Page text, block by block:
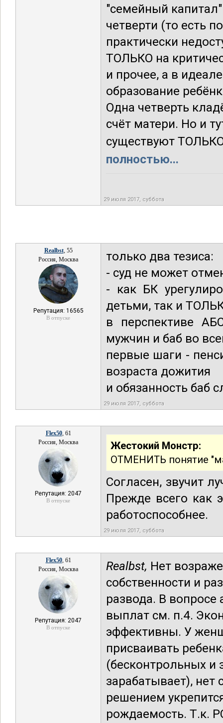
"семейный
четверти (то есть
практически
ТОЛЬКО на
и прочее, а в
образование
Одна четверть
счёт матери. Но и
существуют
полностью...
29 июля 2017, суббота
Realbst, 55
Россия, Москва
Репутация: 16565
В отпуске
только два тезиса:
- суд не может
- как БК
детьми, так и
в перспективе
мужчин и баб во
первые шаги -
возраста дожития
и обязанность баб
29 июля 2017, суббота
Flex50, 61
Россия, Москва
Репутация: 2047
В отпуске
Жестокий Монстр:
ОТМЕНИТЬ понятие
Согласен, звучит
Прежде всего как
работоспособнее.
29 июля 2017, суббота
Flex50, 61
Россия, Москва
Репутация: 2047
В отпуске
Realbst, Нет
собственности и
развода. В
выплат см. п.4.
эффективны. У
присваивать
(бесконтрольных и
зарабатывает),
решением
рождаемость. Т.к.